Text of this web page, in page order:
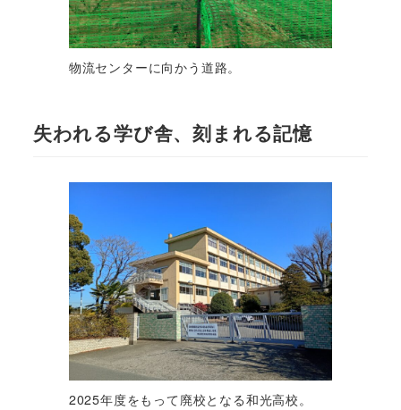
物流センターに向かう道路。
失われる学び舎、刻まれる記憶
2025年度をもって廃校となる和光高校。